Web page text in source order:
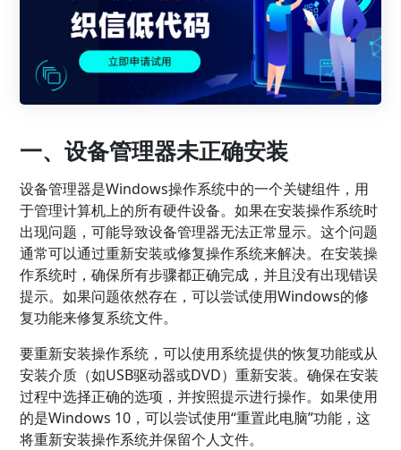
一、设备管理器未正确安装
设备管理器是Windows操作系统中的一个关键组件，用
于管理计算机上的所有硬件设备。如果在安装操作系统时
出现问题，可能导致设备管理器无法正常显示。这个问题
通常可以通过重新安装或修复操作系统来解决。在安装操
作系统时，确保所有步骤都正确完成，并且没有出现错误
提示。如果问题依然存在，可以尝试使用Windows的修
复功能来修复系统文件。
要重新安装操作系统，可以使用系统提供的恢复功能或从
安装介质（如USB驱动器或DVD）重新安装。确保在安装
过程中选择正确的选项，并按照提示进行操作。如果使用
的是Windows 10，可以尝试使用“重置此电脑”功能，这
将重新安装操作系统并保留个人文件。